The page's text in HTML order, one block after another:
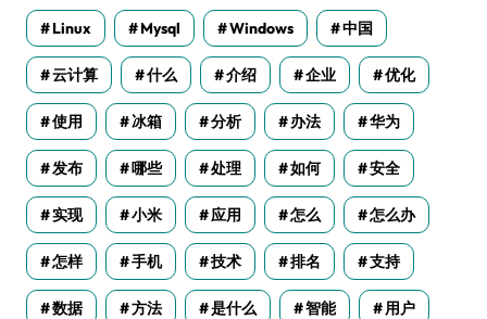
Linux Mysql Windows 中国
云计算 什么 介绍 企业 优化
使用 冰箱 分析 办法 华为
发布 哪些 处理 如何 安全
实现 小米 应用 怎么 怎么办
怎样 手机 技术 排名 支持
数据 方法 是什么 智能 用户